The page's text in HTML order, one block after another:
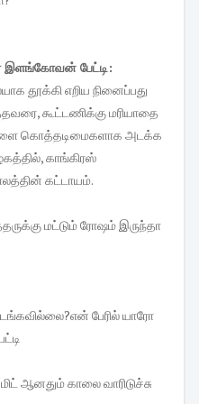
இளங்கோவன் பேட்டி:
தூக்கி எறிய நினைப்பது
கூட்டணிக்கு மரியாதை
கொத்தடிமைகளாக அடக்க
காங்கிரஸ்
கட்டாயம்.
மட்டும் ரோஷம் இருந்தா
பேரில் யாரோ
ஆனதும் காலை வாரிடுச்சு